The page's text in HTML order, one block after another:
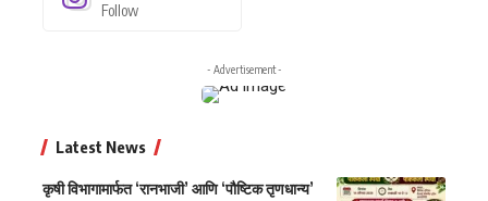
Follow
- Advertisement -
Latest News
कृषी विभागामार्फत ‘रानभाजी’ आणि ‘पौष्टिक तृणधान्य’